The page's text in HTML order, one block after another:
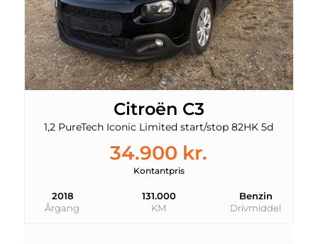
Citroën C3
1,2 PureTech Iconic Limited start/stop 82HK 5d
34.900 kr.
Kontantpris
2018
Årgang
131.000
KM
Benzin
Drivmiddel